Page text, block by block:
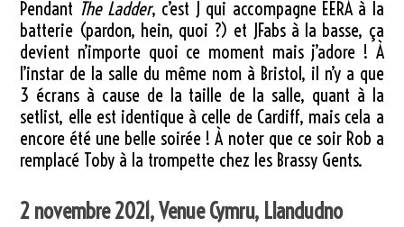
Pendant The Ladder, c’est J qui accompagne EERA à la
batterie (pardon, hein, quoi ?) et JFabs à la basse, ça
devient n’importe quoi ce moment mais j’adore ! À
l’instar de la salle du même nom à Bristol, il n’y a que
3 écrans à cause de la taille de la salle, quant à la
setlist, elle est identique à celle de Cardiff, mais cela a
encore été une belle soirée ! À noter que ce soir Rob a
remplacé Toby à la trompette chez les Brassy Gents.
2 novembre 2021, Venue Cymru, Llandudno